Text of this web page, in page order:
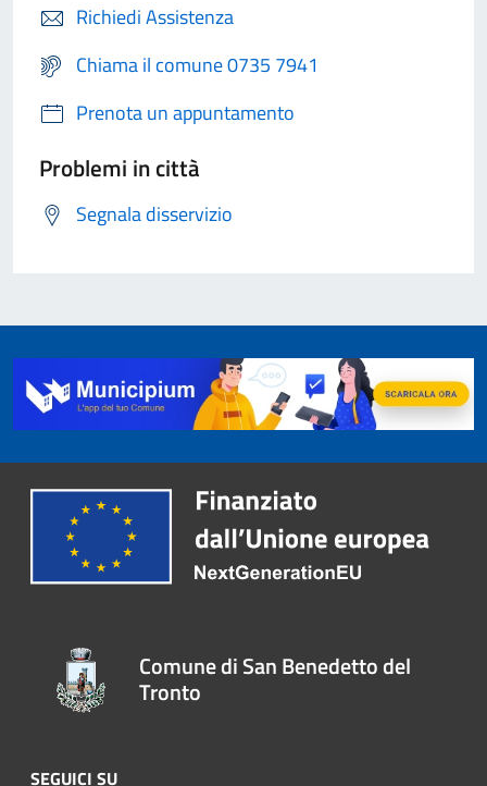
Richiedi Assistenza
Chiama il comune 0735 7941
Prenota un appuntamento
Problemi in città
Segnala disservizio
Comune di San Benedetto del
Tronto
SEGUICI SU